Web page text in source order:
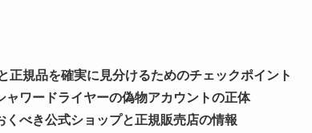
正規品を確実に見分けるためのチェックポイント
ワードライヤーの偽物アカウントの正体
べき公式ショップと正規販売店の情報